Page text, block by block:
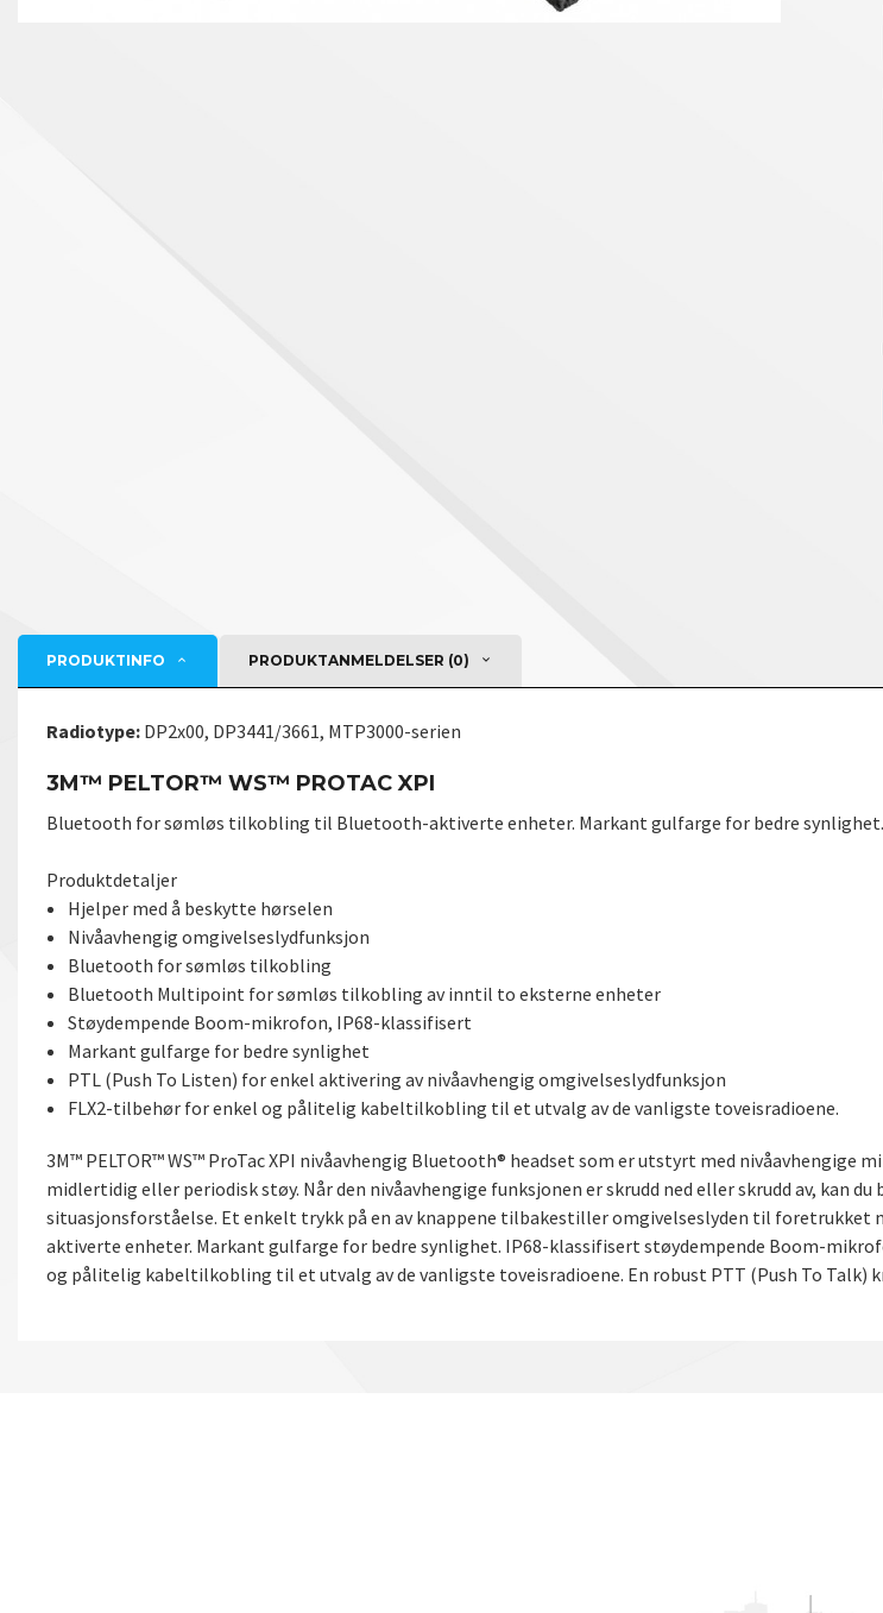
PRODUKTINFO PRODUKTANMELDELSER (0)
Radiotype: DP2x00, DP3441/3661, MTP3000-serien
3M™ PELTOR™ WS™ PROTAC XPI
Bluetooth for sømløs tilkobling til Bluetooth-aktiverte enheter. Markant gulfarge for bedre
Produktdetaljer
Hjelper med å beskytte hørselen
Nivåavhengig omgivelseslydfunksjon
Bluetooth for sømløs tilkobling
Bluetooth Multipoint for sømløs tilkobling av inntil to eksterne enheter
Støydempende Boom-mikrofon, IP68-klassifisert
Markant gulfarge for bedre synlighet
PTL (Push To Listen) for enkel aktivering av nivåavhengig omgivelseslydfunksjon
FLX2-tilbehør for enkel og pålitelig kabeltilkobling til et utvalg av de vanligste toveisradioene.
3M™ PELTOR™ WS™ ProTac XPI nivåavhengig Bluetooth® headset som er utstyrt med
midlertidig eller periodisk støy. Når den nivåavhengige funksjonen er skrudd ned eller skrudd av, kan
situasjonsforståelse. Et enkelt trykk på en av knappene tilbakestiller omgivelseslyden til
aktiverte enheter. Markant gulfarge for bedre synlighet. IP68-klassifisert støydempende Boom-
og pålitelig kabeltilkobling til et utvalg av de vanligste toveisradioene. En robust PTT (Push To Talk)